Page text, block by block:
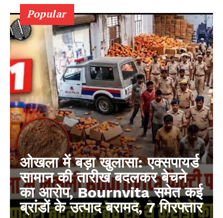
Popular
ओखला में बड़ा खुलासा: एक्सपायर्ड
सामान की तारीख बदलकर बेचने
का आरोप, Bournvita समेत कई
ब्रांडों के उत्पाद बरामद, 7 गिरफ्तार